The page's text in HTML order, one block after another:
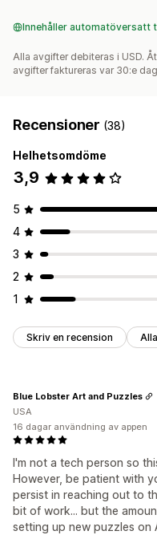
Innehåller automatöversatt
Alla avgifter debiteras i USD.
avgifter faktureras var 30:e
Recensioner (38)
Helhetsomdöme
3,9
5
4
3
2
1
Skriv en recension
I'm not a tech person so
However, be patient with
persist in reaching out to
bit of work... but the
setting up new puzzles on
Blue Lobster Art and Puzzles
USA
16 dagar användning av appen